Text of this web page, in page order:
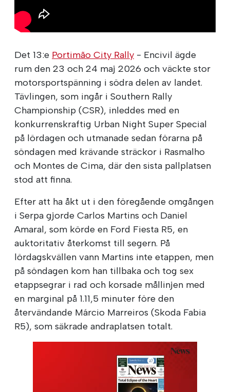
Det 13:e Portimão City Rally - Encivil ägde
rum den 23 och 24 maj 2026 och väckte stor
motorsportspänning i södra delen av landet.
Tävlingen, som ingår i Southern Rally
Championship (CSR), inleddes med en
konkurrenskraftig Urban Night Super Special
på lördagen och utmanade sedan förarna på
söndagen med krävande sträckor i Rasmalho
och Montes de Cima, där den sista pallplatsen
stod att finna.
Efter att ha åkt ut i den föregående omgången
i Serpa gjorde Carlos Martins och Daniel
Amaral, som körde en Ford Fiesta R5, en
auktoritativ återkomst till segern. På
lördagskvällen vann Martins inte etappen, men
på söndagen kom han tillbaka och tog sex
etappsegrar i rad och korsade mållinjen med
en marginal på 1.11,5 minuter före den
återvändande Márcio Marreiros (Skoda Fabia
R5), som säkrade andraplatsen totalt.